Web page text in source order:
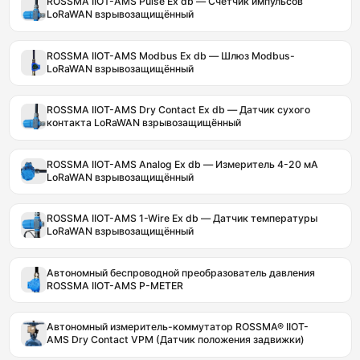
LoRaWAN взрывозащищённый
ROSSMA IIOT-AMS Modbus Ex db — Шлюз Modbus-
LoRaWAN взрывозащищённый
ROSSMA IIOT-AMS Dry Contact Ex db — Датчик сухого
контакта LoRaWAN взрывозащищённый
ROSSMA IIOT-AMS Analog Ex db — Измеритель 4-20 мА
LoRaWAN взрывозащищённый
ROSSMA IIOT-AMS 1-Wire Ex db — Датчик температуры
LoRaWAN взрывозащищённый
Автономный беспроводной преобразователь давления
ROSSMA IIOT-AMS P-METER
Автономный измеритель-коммутатор ROSSMA® IIOT-
AMS Dry Contact VPM (Датчик положения задвижки)